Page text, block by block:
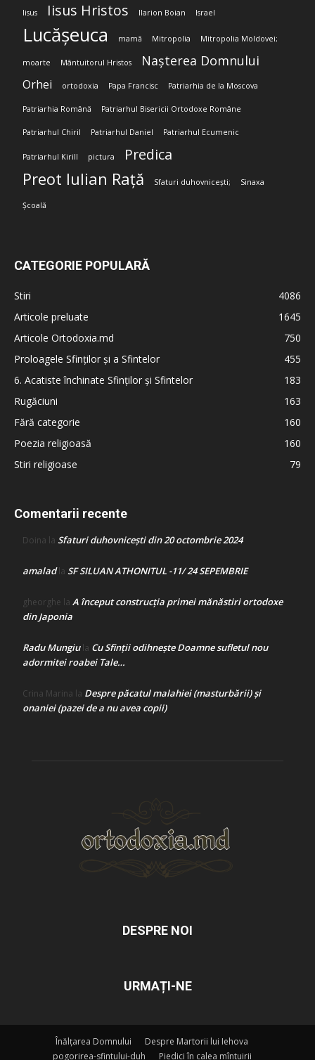
Iisus Iisus Hristos Ilarion Boian Israel
Lucășeuca mamă Mitropolia Mitropolia Moldovei;
moarte Mântuitorul Hristos Nașterea Domnului
Orhei ortodoxia Papa Francisc Patriarhia de la Moscova
Patriarhia Română Patriarhul Bisericii Ortodoxe Române
Patriarhul Chiril Patriarhul Daniel Patriarhul Ecumenic
Patriarhul Kirill pictura Predica
Preot Iulian Rață Sfaturi duhovnicești; Sinaxa
Școală
CATEGORIE POPULARĂ
Stiri
4086
Articole preluate
1645
Articole Ortodoxia.md
750
Proloagele Sfinților și a Sfintelor
455
6. Acatiste închinate Sfinților și Sfintelor
183
Rugăciuni
163
Fără categorie
160
Poezia religioasă
160
Stiri religioase
79
Comentarii recente
Doina la Sfaturi duhovnicești din 20 octombrie 2024
amaladla SF SILUAN ATHONITUL -11/ 24 SEPEMBRIE
gheorghe la A început construcţia primei mănăstiri ortodoxe
din Japonia
Radu Mungiula Cu Sfinții odihnește Doamne sufletul nou
adormitei roabei Tale…
Crina Marina la Despre păcatul malahiei (masturbării) şi
onaniei (pazei de a nu avea copii)
DESPRE NOI
URMAȚI-NE
Înălțarea Domnului
Despre Martorii lui Iehova
pogorirea-sfintului-duh
Piedici în calea mîntuirii